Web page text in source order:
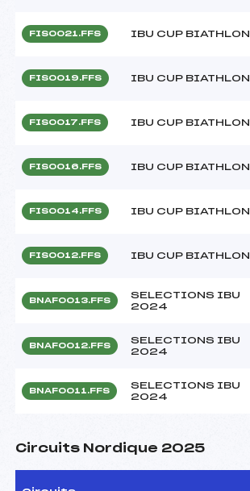
FIS0021.FFS IBU CUP BIATHLON
FIS0019.FFS IBU CUP BIATHLON
FIS0017.FFS IBU CUP BIATHLON
FIS0016.FFS IBU CUP BIATHLON
FIS0014.FFS IBU CUP BIATHLON
FIS0012.FFS IBU CUP BIATHLON
BNAF0013.FFS
SELECTIONS IBU
2024
BNAF0012.FFS
SELECTIONS IBU
2024
BNAF0011.FFS
SELECTIONS IBU
2024
Circuits Nordique 2025